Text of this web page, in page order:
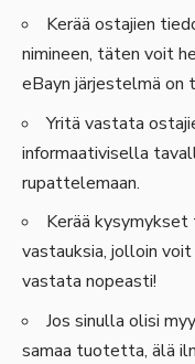
Kerää ostajien
nimineen, täten voit
eBayn järjestelmä on
Yritä vastata
informaativisella
rupattelemaan.
Kerää
vastauksia, jolloin
vastata nopeasti!
Jos sinulla olisi
samaa tuotetta, älä